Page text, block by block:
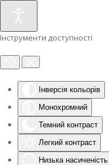
Інструменти доступності
Інверсія кольорів
Монохромний
Темний контраст
Легкий контраст
Низька насиченість